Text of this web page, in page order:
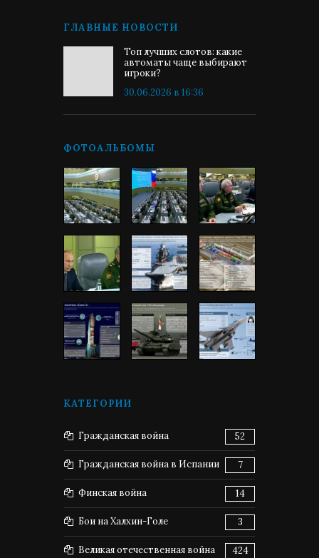
ГЛАВНЫЕ НОВОСТИ
Топ лучших слотов: какие
автоматы чаще выбирают
игроки?
30.06.2026 в 16:36
ФОТОАЛЬБОМЫ
КАТЕГОРИИ
Гражданская война 52
Гражданская война в Испании 7
Финская война 14
Бои на Халхин-Голе 3
Великая отечественная война 424